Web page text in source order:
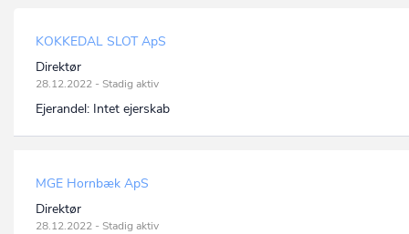
KOKKEDAL SLOT ApS
Direktør
28.12.2022 - Stadig aktiv
Ejerandel: Intet ejerskab
MGE Hornbæk ApS
Direktør
28.12.2022 - Stadig aktiv